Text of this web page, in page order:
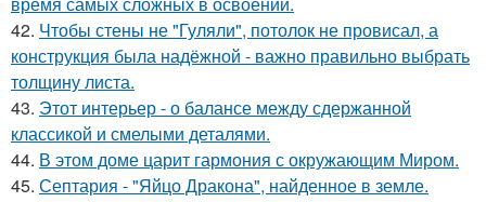
42. Чтобы стены не "Гуляли", потолок не провисал, а
конструкция была надёжной - важно правильно выбрать
толщину листа.
43. Этот интерьер - о балансе между сдержанной
классикой и смелыми деталями.
44. В этом доме царит гармония с окружающим Миром.
45. Септария - "Яйцо Дракона", найденное в земле.